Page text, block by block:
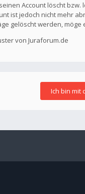
Account löscht
ist jedoch nicht mehr
gelöscht werden,
von Juraforum.de